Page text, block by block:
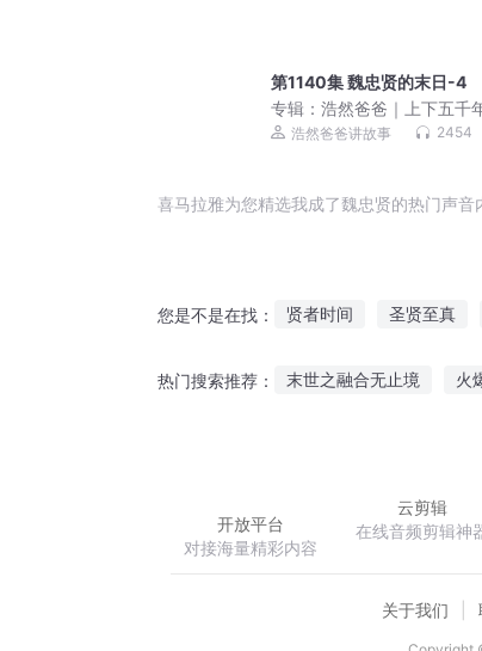
第1140集 魏忠贤的末日-4
专辑： 浩然爸爸｜上下五千
浩然爸爸讲故事 2454
喜马拉雅为您精选我成了魏忠贤的热门声
您是不是在找： 贤者时间 圣贤至真
热门搜索推荐： 末世之融合无止境 火
开放平台
对接海量精彩内容
云剪辑
在线音频剪辑神
关于我们